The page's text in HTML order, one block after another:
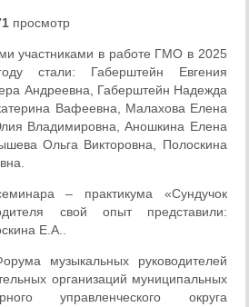
просмотр
участниками в работе ГМО в 2025
стали: Габерштейн Евгения
Андреевна, Габерштейн Надежда
Вафеевна, Малахова Елена
Владимировна, Аношкина Елена
Ольга Викторовна, Полоскина
– практикума «Сундучок
свой опыт представили:
Е.А..
музыкальных руководителей
организаций муниципальных
управленческого округа